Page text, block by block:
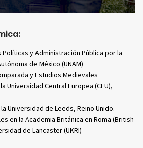
Políticas y Administración Pública por la
de México (UNAM)
y Estudios Medievales
Universidad Central Europea (CEU),
Universidad de Leeds, Reino Unido.
en la Academia Británica en Roma (British
de Lancaster (UKRI)